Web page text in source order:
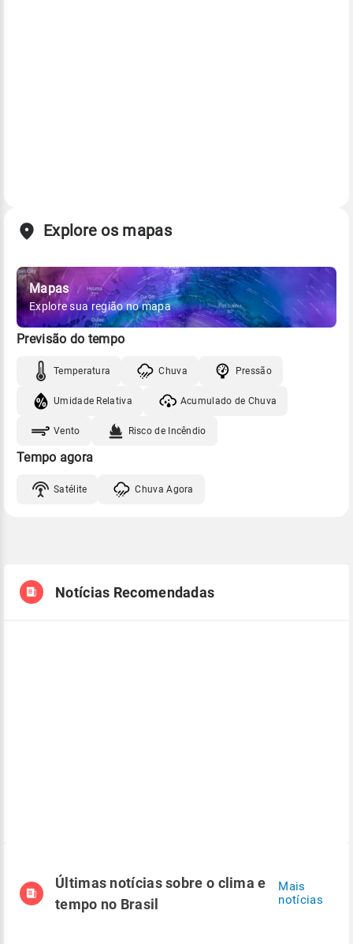
Explore os mapas
Mapas
Explore sua região no mapa
Previsão do tempo
Temperatura Chuva Pressão
Umidade Relativa Acumulado de Chuva
Vento Risco de Incêndio
Tempo agora
Satélite Chuva Agora
Notícias Recomendadas
Últimas notícias sobre o clima e
tempo no Brasil
Mais
notícias